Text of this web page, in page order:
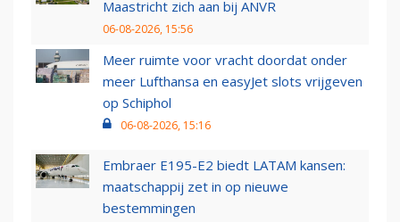
Maastricht zich aan bij ANVR
06-08-2026, 15:56
Meer ruimte voor vracht doordat onder
meer Lufthansa en easyJet slots vrijgeven
op Schiphol
06-08-2026, 15:16
Embraer E195-E2 biedt LATAM kansen:
maatschappij zet in op nieuwe
bestemmingen